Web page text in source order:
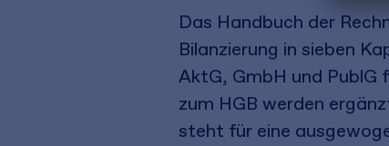
Das Handbuch der
Bilanzierung in sieben
AktG, GmbH und PublG
zum HGB werden
steht für eine